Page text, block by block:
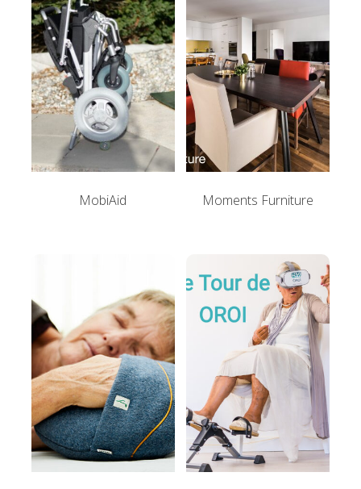
MobiAid Moments Furniture